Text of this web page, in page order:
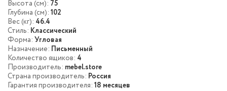
Высота (см): 75
Глубина (см): 102
Вес (кг): 46.4
Стиль: Классический
Форма: Угловая
Назначение: Письменный
Количество ящиков: 4
Производитель: mebel.store
Страна производитель: Россия
Гарантия производителя: 18 месяцев